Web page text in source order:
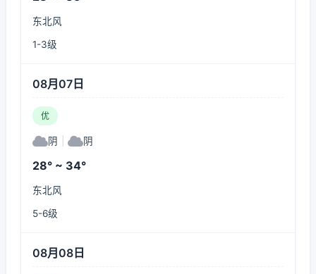
东北风
1-3级
08月07日
优
阴 阴
28° ~ 34°
东北风
5-6级
08月08日